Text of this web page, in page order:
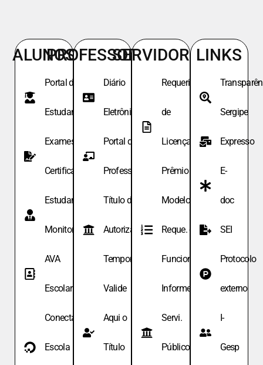
ALUNOS
Portal do
Estudante
Exames de
Certificação
Estudante
Monitor
AVA
Escolar
Conecta
Escola
PROFESSORES
Diário
Eletrônico
Portal do
Professor
Título de
Autoriza.
Temporária
Valide
Aqui o
Título
SERVIDORES
Requeri.
de
Licença
Prêmio
Modelo de
Reque. de
Funcionário
Informe
Servi.
Públicos
LINKS
Sergipe
Expresso
E-
doc
SEI
Protocolo
externo
I-
Gesp